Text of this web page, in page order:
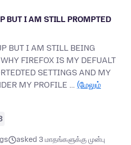
BUT I AM STILL PROMPTED
BUT I AM STILL BEING
FIREFOX IS MY DEFUALT
SETTINGS AND MY
MY PROFILE … (மேலும்
asked 3 மாதங்களுக்கு முன்பு